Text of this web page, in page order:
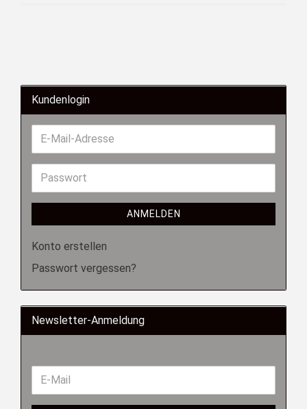
Kundenlogin
ANMELDEN
Konto erstellen
Passwort vergessen?
Newsletter-Anmeldung